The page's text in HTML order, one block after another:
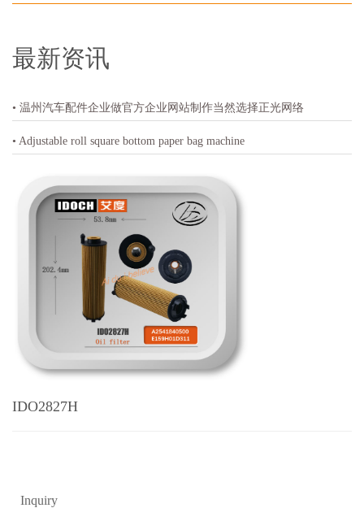
最新资讯
• 温州汽车配件企业做官方企业网站制作当然选择正光网络
• Adjustable roll square bottom paper bag machine
IDO2827H
Inquiry